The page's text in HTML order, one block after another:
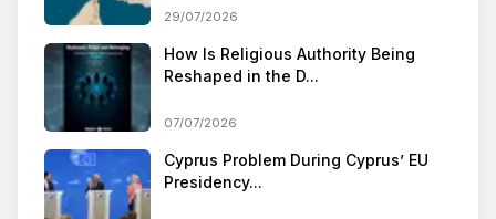
29/07/2026
How Is Religious Authority Being
Reshaped in the D...
07/07/2026
Cyprus Problem During Cyprus’ EU
Presidency...